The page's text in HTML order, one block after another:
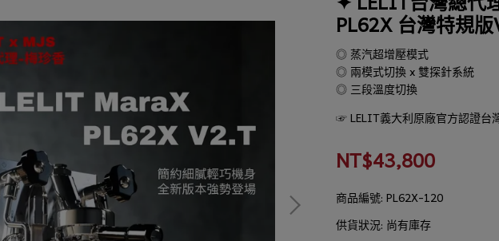
PL62X 台灣特規
◎ 蒸汽超增壓模式
◎ 兩模式切換 x 雙探針系統
◎ 三段溫度切換
☞ LELIT義大利原廠官方認證台
NT$43,800
商品編號: PL62X-120
供貨狀況: 尚有庫存